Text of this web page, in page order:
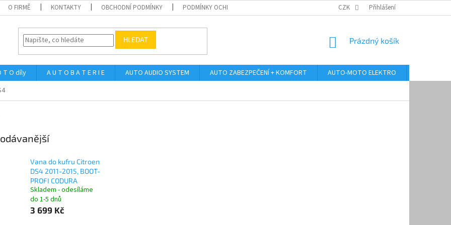
O FIRMĚ KONTAKTY OBCHODNÍ PODMÍNKY PODMÍNKY OCHRANY OSOBNÍCH ÚDAJŮ ODSTOUPENÍ OD KUPNÍ SMLOUVY
CZK Přihlášení
HLEDAT
NÁKUPNÍ
Prázdný košík
T O díly A U T O B A T E R I E AUTO AUDIO SYSTEM AUTO ZABEZPEČENÍ + KOMFORT AUTO-MOTO ELEKTRO
Vana do kufru Citroen
DS4 2011-2015, BOOT-
PROFI CODURA
Skladem - odesíláme
do 1-5 dnů
3 699 Kč